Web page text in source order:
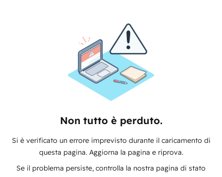
Non tutto è perduto.
Si è verificato un errore imprevisto durante il caricamento di
questa pagina. Aggiorna la pagina e riprova.
Se il problema persiste, controlla la nostra pagina di stato